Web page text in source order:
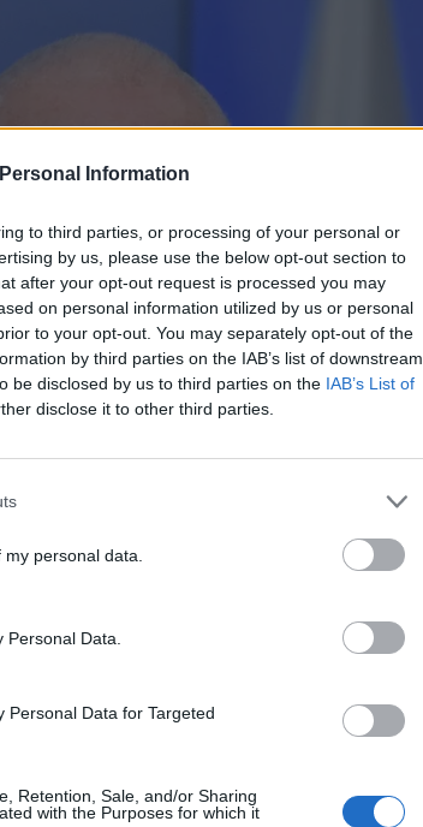
Information
to third parties, or processing of your personal or
by us, please use the below opt-out section to
after your opt-out request is processed you may
on personal information utilized by us or personal
to your opt-out. You may separately opt-out of the
by third parties on the IAB’s list of downstream
be disclosed by us to third parties on the IAB’s List of
disclose it to other third parties.
personal data.
Data.
Personal Data for Targeted
Retention, Sale, and/or Sharing
with the Purposes for which it